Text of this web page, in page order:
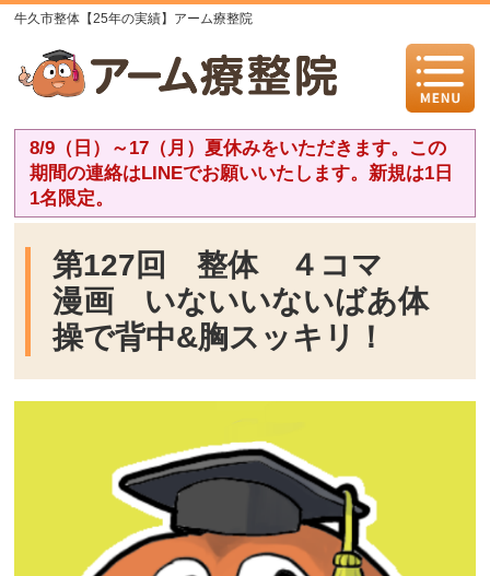
牛久市整体【25年の実績】アーム療整院
8/9（日）～17（月）夏休みをいただきます。この
期間の連絡はLINEでお願いいたします。新規は1日
1名限定。
第127回 整体 ４コマ
漫画 いないいないばあ体
操で背中&胸スッキリ！